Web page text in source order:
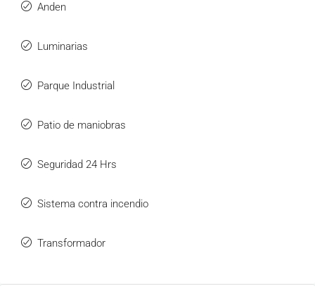
Anden
Luminarias
Parque Industrial
Patio de maniobras
Seguridad 24 Hrs
Sistema contra incendio
Transformador